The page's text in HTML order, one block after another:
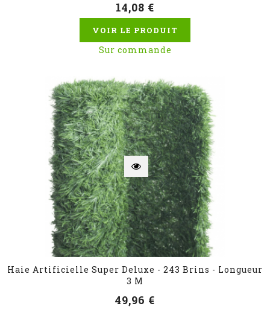
14,08 €
VOIR LE PRODUIT
Sur commande
Haie Artificielle Super Deluxe - 243 Brins - Longueur
3 M
49,96 €